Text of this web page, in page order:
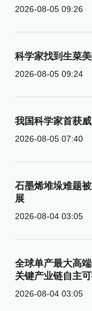
2026-08-05 09:26
科学家找到生菜
2026-08-05 09:24
我国科学家首获
2026-08-05 07:40
石墨烯堆垛难题
展
2026-08-04 03:05
全球单产最大高
关键产业链自主
2026-08-04 03:05